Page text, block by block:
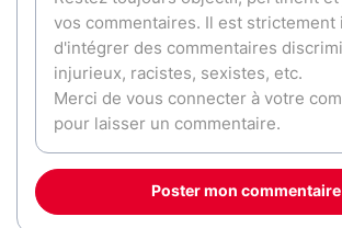
Poster mon commentaire